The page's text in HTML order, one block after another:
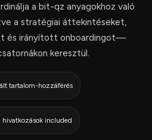
a bit-qz anyagokhoz való
a stratégiai áttekintéseket,
és irányított onboardingot—
keresztül.
tartalom-hozzáférés
hivatkozások included